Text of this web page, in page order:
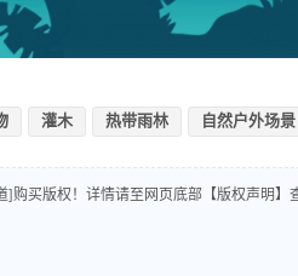
灌木 热带雨林 自然户外场景
买版权！详情请至网页底部【版权声明】